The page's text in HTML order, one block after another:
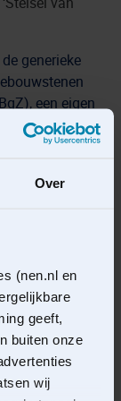
Over
(nen.nl en
geeft,
buiten onze
wij
generieke
een eigen
verder
een
als
het toepassen
tussen
van
van een